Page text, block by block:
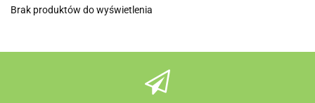
Brak produktów do wyświetlenia